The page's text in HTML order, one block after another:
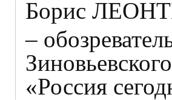
Борис
–
«Россия